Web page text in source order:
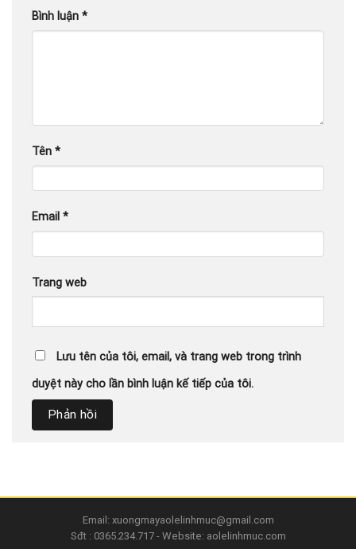
Bình luận *
Tên *
Email *
Trang web
Lưu tên của tôi, email, và trang web trong trình
duyệt này cho lần bình luận kế tiếp của tôi.
Email: xuongmayaolelinhmuc@gmail.com
Sđt : 0365.234.717 - Website: aolelinhmuc.com